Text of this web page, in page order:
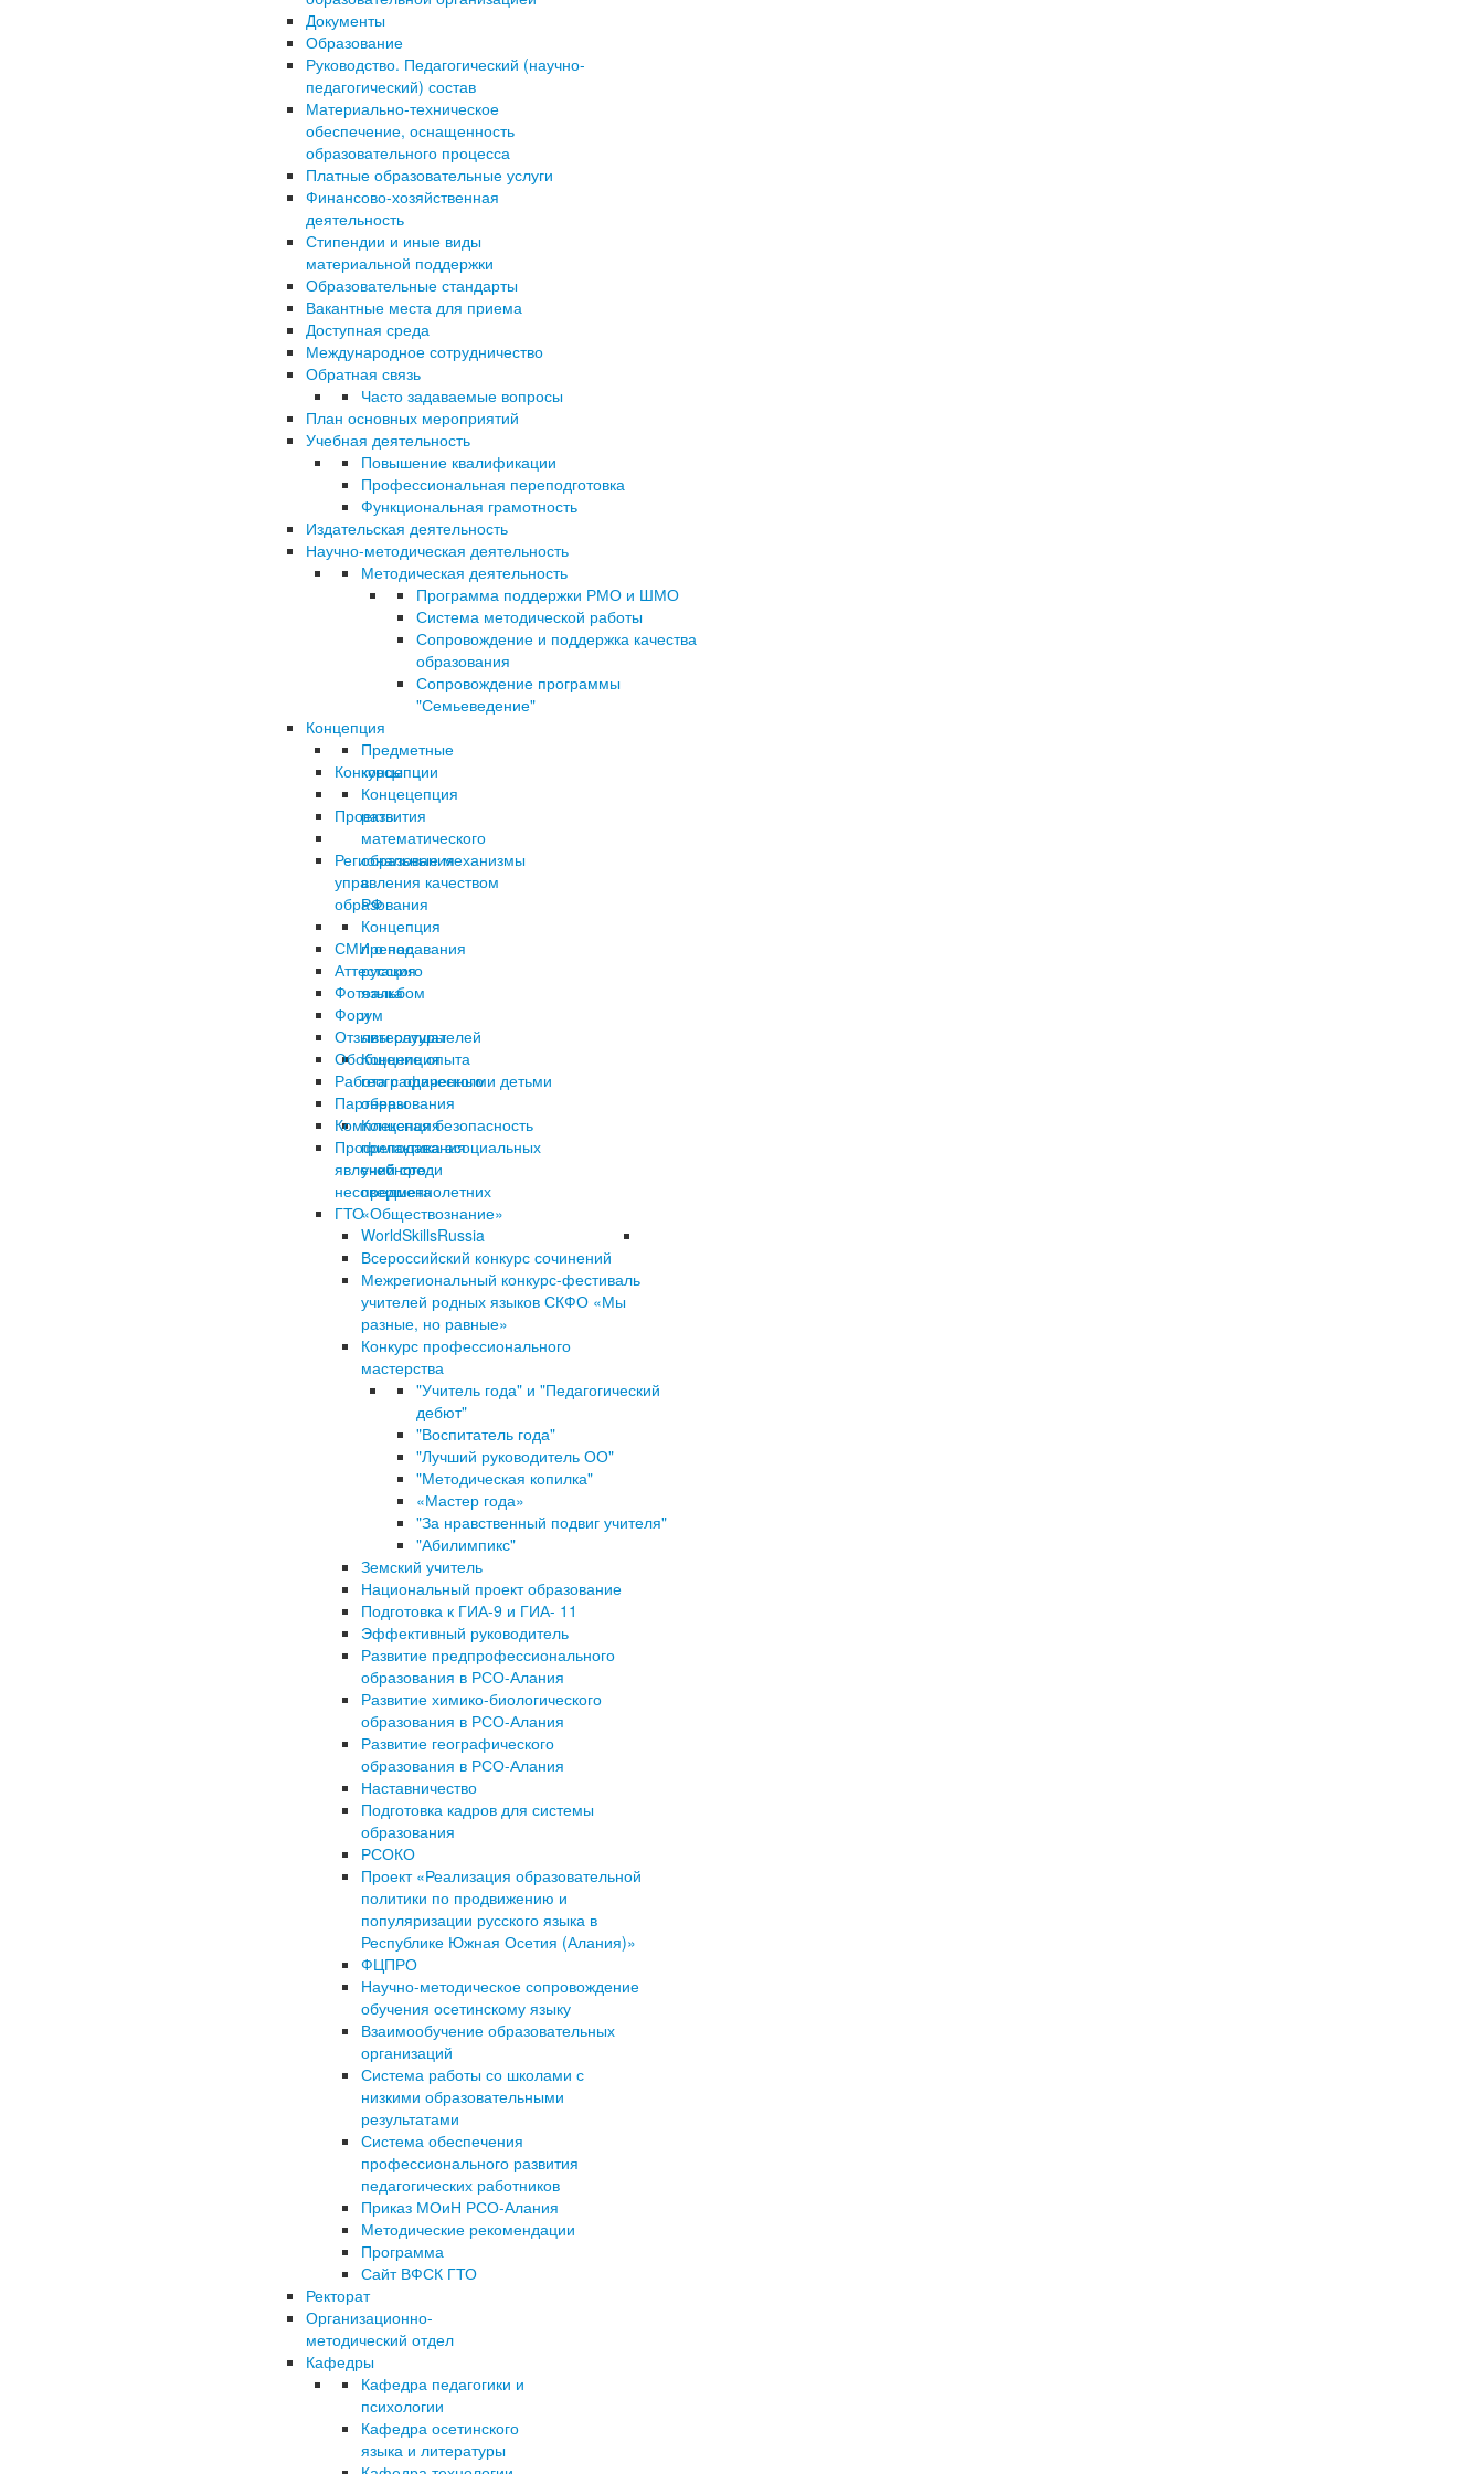
Документы
Образование
Руководство. Педагогический (научно-
педагогический) состав
Материально-техническое
обеспечение, оснащенность
образовательного процесса
Платные образовательные услуги
Финансово-хозяйственная
деятельность
Стипендии и иные виды
материальной поддержки
Образовательные стандарты
Вакантные места для приема
Доступная среда
Международное сотрудничество
Обратная связь
Часто задаваемые вопросы
План основных мероприятий
Учебная деятельность
Повышение квалификации
Профессиональная переподготовка
Функциональная грамотность
Издательская деятельность
Научно-методическая деятельность
Методическая деятельность
Программа поддержки РМО и ШМО
Система методической работы
Сопровождение и поддержка качества
образования
Сопровождение программы
"Семьеведение"
Концепция
Предметные
концепции
Концецепция
развития
математического
образования
в
РФ
Концепция
преподавания
русского
языка
и
литературы
Концепция
географического
образования
Концепция
преподавания
учебного
предмета
«Обществознание»
Конкурсы
WorldSkillsRussia
Всероссийский конкурс сочинений
Межрегиональный конкурс-фестиваль
учителей родных языков СКФО «Мы
разные, но равные»
Конкурс профессионального
мастерства
"Учитель года" и "Педагогический
дебют"
"Воспитатель года"
"Лучший руководитель ОО"
"Методическая копилка"
«Мастер года»
"За нравственный подвиг учителя"
"Абилимпикс"
Земский учитель
Проекты
Национальный проект образование
Подготовка к ГИА-9 и ГИА- 11
Эффективный руководитель
Развитие предпрофессионального
образования в РСО-Алания
Развитие химико-биологического
образования в РСО-Алания
Развитие географического
образования в РСО-Алания
Наставничество
Подготовка кадров для системы
образования
РСОКО
Проект «Реализация образовательной
политики по продвижению и
популяризации русского языка в
Республике Южная Осетия (Алания)»
ФЦПРО
Научно-методическое сопровождение
обучения осетинскому языку
Взаимообучение образовательных
организаций
Региональные механизмы
управления качеством
образования
Система работы со школами с
низкими образовательными
результатами
Система обеспечения
профессионального развития
педагогических работников
СМИ о нас
Аттестация
Фотоальбом
Форум
Отзывы слушателей
Обобщение опыта
Работа с одаренными детьми
Партнеры
Комплексная безопасность
Профилактика асоциальных
явлений среди
несовершеннолетних
ГТО
Приказ МОиН РСО-Алания
Методические рекомендации
Программа
Сайт ВФСК ГТО
Ректорат
Организационно-
методический отдел
Кафедры
Кафедра педагогики и
психологии
Кафедра осетинского
языка и литературы